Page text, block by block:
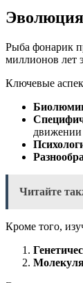
Рыба фонарик
миллионов лет
Ключевые
движении
Читайте
Кроме того,